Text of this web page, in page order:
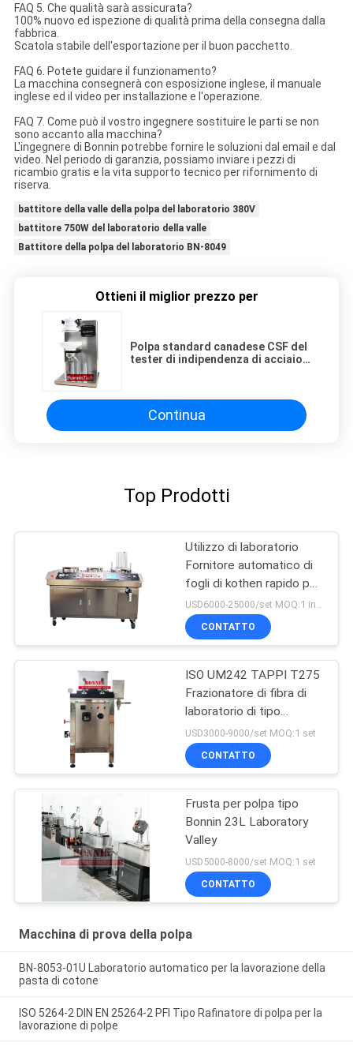
FAQ 5. Che qualità sarà assicurata?
100% nuovo ed ispezione di qualità prima della consegna dalla
fabbrica.
Scatola stabile dell'esportazione per il buon pacchetto.
FAQ 6. Potete guidare il funzionamento?
La macchina consegnerà con esposizione inglese, il manuale
inglese ed il video per installazione e l'operazione.
FAQ 7. Come può il vostro ingegnere sostituire le parti se non
sono accanto alla macchina?
L'ingegnere di Bonnin potrebbe fornire le soluzioni dal email e dal
video. Nel periodo di garanzia, possiamo inviare i pezzi di
ricambio gratis e la vita supporto tecnico per rifornimento di
riserva.
battitore della valle della polpa del laboratorio 380V
battitore 750W del laboratorio della valle
Battitore della polpa del laboratorio BN-8049
Ottieni il miglior prezzo per
Polpa standard canadese CSF del
tester di indipendenza di acciaio
Continua
Top Prodotti
Utilizzo di laboratorio
Fornitore automatico di
fogli di kothen rapido per
carta di pasta
USD6000-25000/set MOQ:1 insieme
CONTATTO
ISO UM242 TAPPI T275
Frazionatore di fibra di
laboratorio di tipo
Somerville
USD3000-9000/set MOQ:1 set
CONTATTO
Frusta per polpa tipo
Bonnin 23L Laboratory
Valley
USD5000-8000/set MOQ:1 set
CONTATTO
Macchina di prova della polpa
BN-8053-01U Laboratorio automatico per la lavorazione della
pasta di cotone
ISO 5264-2 DIN EN 25264-2 PFI Tipo Rafinatore di polpa per la
lavorazione di polpe